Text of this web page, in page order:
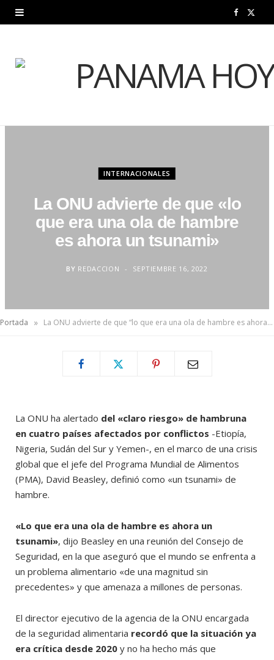
F
e w
INTERNACIONALES
La ONU advierte de que «lo
que era una ola de hambre
es ahora un tsunami»
BY REDACCION SEPTIEMBRE 16, 2022
Portada » La ONU advierte de que “lo que era una ola de hambre es ahora un tsunami”
La ONU ha alertado del «claro riesgo» de hambruna
en cuatro países afectados por conflictos -Etiopía,
Nigeria, Sudán del Sur y Yemen-, en el marco de una crisis
global que el jefe del Programa Mundial de Alimentos
(PMA), David Beasley, definió como «un tsunami» de
hambre.
«Lo que era una ola de hambre es ahora un
tsunami», dijo Beasley en una reunión del Consejo de
Seguridad, en la que aseguró que el mundo se enfrenta a
un problema alimentario «de una magnitud sin
precedentes» y que amenaza a millones de personas.
El director ejecutivo de la agencia de la ONU encargada
de la seguridad alimentaria recordó que la situación ya
era crítica desde 2020 y no ha hecho más que